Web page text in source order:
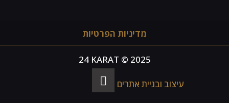
מדיניות הפרטיות
24 KARAT © 2025
עיצוב ובניית אתרים -